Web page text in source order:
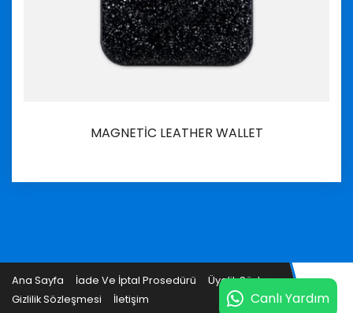
MAGNETİC LEATHER WALLET
Ana Sayfa İade Ve İptal Prosedürü
Üyelik Sözleşmesi
Gizlilik Sözleşmesi
İletişim Canlı Yardım